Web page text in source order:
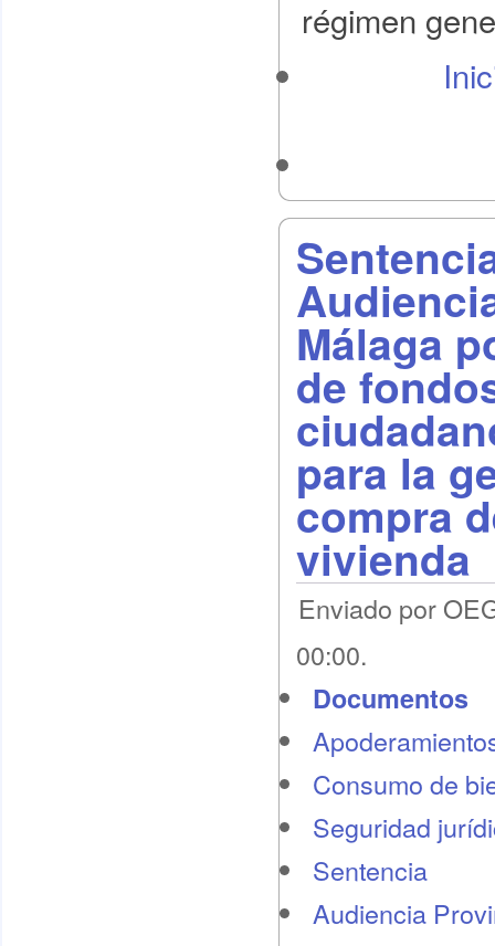
régimen
Málaga
de
para la
compra
vivienda
Enviado por
00:00.
Documentos
Consumo de
Seguridad
Sentencia
Audiencia